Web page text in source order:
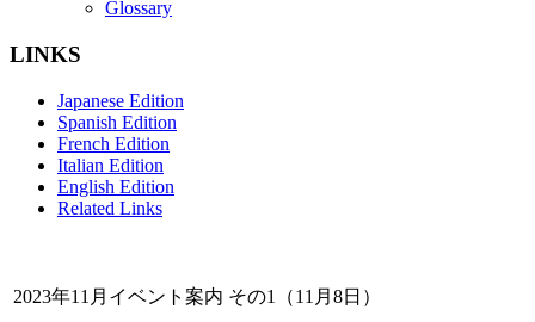
Glossary
LINKS
Japanese Edition
Spanish Edition
French Edition
Italian Edition
English Edition
Related Links
2023年11月イベント案内 その1（11月8日）